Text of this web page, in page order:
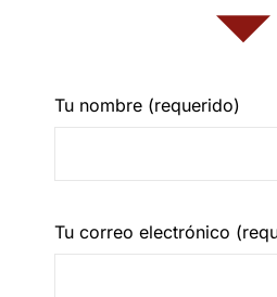
Tu nombre (requerido)
Tu correo electrónico